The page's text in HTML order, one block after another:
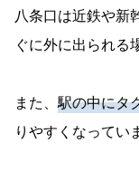
八条口は近鉄や新
ぐに外に出られる
また、 駅の中にタ
りやすくなってい